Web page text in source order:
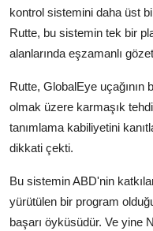
kontrol sistemini daha üst
Rutte, bu sistemin tek bir
alanlarında eşzamanlı
Rutte, GlobalEye
olmak üzere karmaşık
tanımlama kabiliyetini
dikkati çekti.
Bu sistemin ABD'nin
yürütülen bir program
başarı öyküsüdür. Ve yine